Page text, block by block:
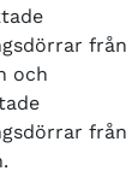
från
och
från